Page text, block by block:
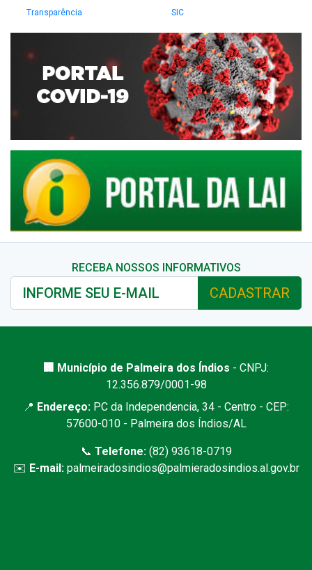
Transparência
SIC
RECEBA NOSSOS INFORMATIVOS
CADASTRAR
🏢 Município de Palmeira dos Índios - CNPJ:
12.356.879/0001-98
📍 Endereço: PC da Independencia, 34 - Centro - CEP:
57600-010 - Palmeira dos Índios/AL
📞 Telefone:(82) 93618-0719
✉️ E-mail: palmeiradosindios@palmieradosindios.al.gov.br